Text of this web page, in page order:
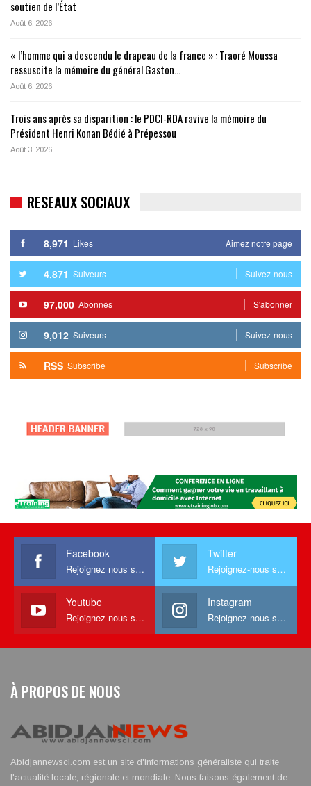
soutien de l’État
Août 6, 2026
« l’homme qui a descendu le drapeau de la france » : Traoré Moussa
ressuscite la mémoire du général Gaston…
Août 6, 2026
Trois ans après sa disparition : le PDCI-RDA ravive la mémoire du
Président Henri Konan Bédié à Prépessou
Août 3, 2026
RESEAUX SOCIAUX
8,971 Likes Aimez notre page
4,871 Suiveurs Suivez-nous
97,000 Abonnés S'abonner
9,012 Suiveurs Suivez-nous
RSS Subscribe Subscribe
Facebook
Rejoignez nous sur facebook
Twitter
Rejoignez-nous sur Twitter
Youtube
Rejoignez-nous sur Youtube
Instagram
Rejoignez-nous sur Instagram
À PROPOS DE NOUS
Abidjannewsci.com est un site d'informations généraliste qui traite
l'actualité locale, régionale et mondiale. Nous faisons également de